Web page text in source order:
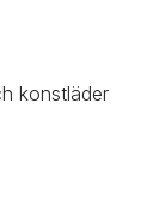
konstläder